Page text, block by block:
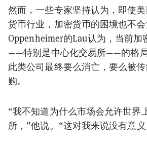
然而，一些专家坚持认为，即使
货币行业，加密货币的困境也不会
Oppenheimer的Lau认为，当前加
——特别是中心化交易所——的格
此类公司最终要么消亡，要么被
购。
“我不知道为什么市场会允许世界
所，”他说。“这对我来说没有意